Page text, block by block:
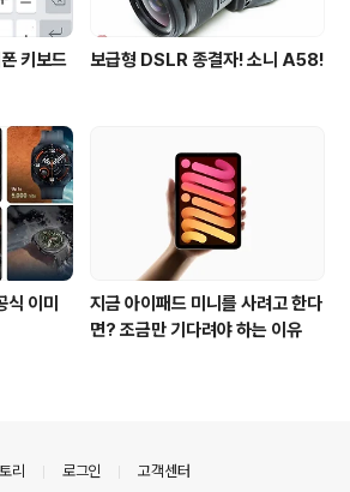
키보드
보급형 DSLR 종결자! 소니 A58!
이미
지금 아이패드 미니를 사려고 한다
면? 조금만 기다려야 하는 이유
리 로그인 고객센터